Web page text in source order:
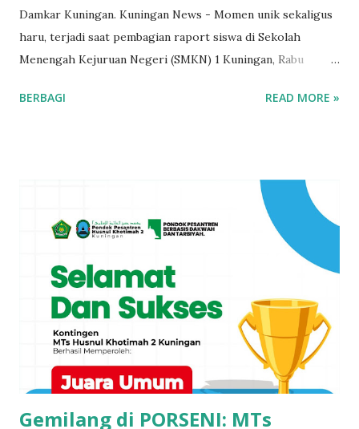
Damkar Kuningan. Kuningan News - Momen unik sekaligus
haru, terjadi saat pembagian raport siswa di Sekolah
Menengah Kejuruan Negeri (SMKN) 1 Kuningan, Rabu
siswi SMKN 1 Kuningan, tak datang bersama orang tua atau
menjelaskan bagaimana akhirnya keduanya mendampingi
Syahira. Ia menyebut, sebelumnya ada laporan resmi ke Call
Center UPT Damkar Kuningan. Yang melapor ke Damkar,
kata Keris, adalah orang yang mengaku kakak dari siswi
tersebut. Menerima laporan itu, Keris dan rekannya
mengaku ditugaskan Kepala Damkar Andri Arga Kusumah
untuk membantu siswi tersebut. "Menurut keterangan
pelapor, Syahira saat menerima undangan pembagian
raport, dirinya merasa bingung karena ibunya punya
pekerjaan yang tak bisa di...
BERBAGI READ MORE »
Gemilang di PORSENI: MTs